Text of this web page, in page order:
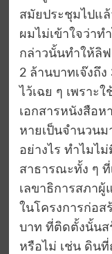
สมัยประชุมไปแล้
ผมไม่เข้าใจว่าท
กล่าวนั้นทำให้ลิ
2 ล้านบาทเจ๊งถึ
ไว้เฉย ๆ เพราะ
เอกสารหนังสือ
หายเป็นจำนวน
อย่างไร ทำไมไ
สาธารณะทั้ง ๆ
เลขาธิการสภา
ในโครงการก่อส
บาท ที่ติดตั้งนั้น
หรือไม่ เช่น ดิน